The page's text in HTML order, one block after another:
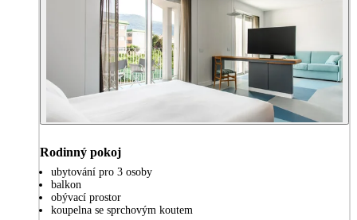
Rodinný pokoj
ubytování pro 3 osoby
balkon
obývací prostor
koupelna se sprchovým koutem